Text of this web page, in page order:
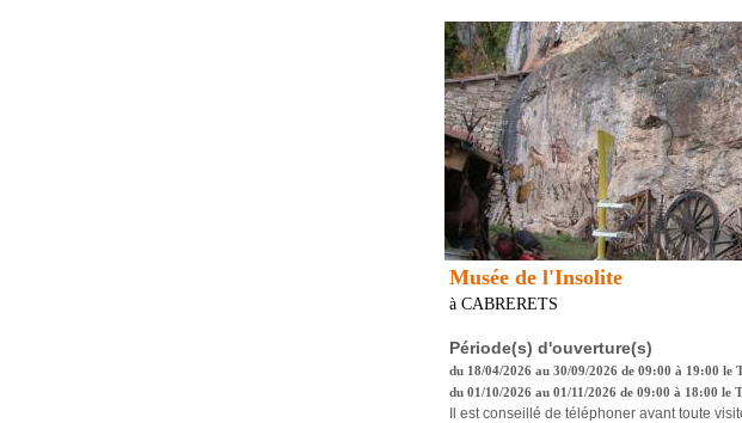
Musée de l'Insolite
à CABRERETS
Période(s) d'ouverture(s)
du 18/04/2026 au 30/09/2026 de 09:00 à 19:00 le
du 01/10/2026 au 01/11/2026 de 09:00 à 18:00 le
Il est conseillé de téléphoner avant toute